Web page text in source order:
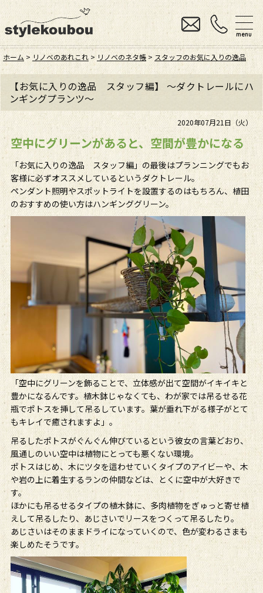
menu
ホーム > リノベのあれこれ > リノベのネタ帳 > スタッフのお気に入りの逸品
【お気に入りの逸品 スタッフ編】 ～ダクトレールにハ
ンギングプランツ～
2020年07月21日（火）
空中にグリーンがあると、空間が豊かになる
「お気に入りの逸品 スタッフ編」の最後はプランニングでもお
客様に必ずオススメしているというダクトレール。
ペンダント照明やスポットライトを設置するのはもちろん、植田
のおすすめの使い方はハンギンググリーン。
「空中にグリーンを飾ることで、立体感が出て空間がイキイキと
豊かになるんです。植木鉢じゃなくても、わが家では吊るせる花
瓶でポトスを挿して吊るしています。葉が垂れ下がる様子がとて
もキレイで癒されますよ」。
吊るしたポトスがぐんぐん伸びているという彼女の言葉どおり、
風通しのいい空中は植物にとっても悪くない環境。
ポトスはじめ、木にツタを這わせていくタイプのアイビーや、木
や岩の上に着生するランの仲間などは、とくに空中が大好きで
す。
ほかにも吊るせるタイプの植木鉢に、多肉植物をぎゅっと寄せ植
えして吊るしたり、あじさいでリースをつくって吊るしたり。
あじさいはそのままドライになっていくので、色が変わるさまも
楽しめたそうです。